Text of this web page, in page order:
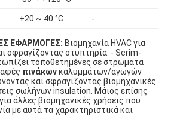
+20 ~ 40 °C -
ΕΦΑΡΜΟΓΕΣ: Βιομηχανία HVAC για
σφραγίζοντας στυπτηρία. - Scrim-
τοποθετημένες σε στρώματα
πινάκωνκαλυμμάτων/αγωγών
και σφραγίζοντας βιομηχανικές
σωλήνων insulation. Μάιος επίσης
άλλες βιομηχανικές χρήσεις που
με αυτά τα χαρακτηριστικά και